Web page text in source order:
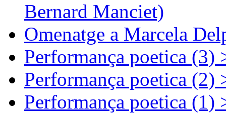
Bernard Manciet)
Omenatge a Marcela
Performança poetica (3)
Performança poetica (2)
Performança poetica (1)